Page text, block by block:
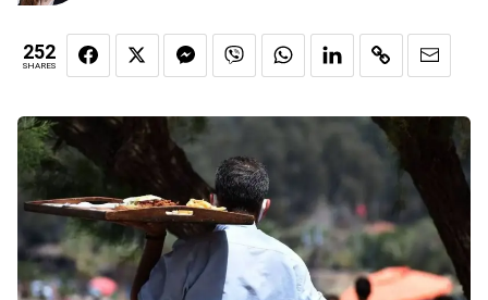
252
SHARES